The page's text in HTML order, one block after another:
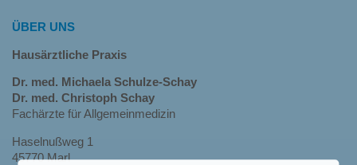
ÜBER UNS
Hausärztliche Praxis
Dr. med. Michaela Schulze-Schay
Dr. med. Christoph Schay
Fachärzte für Allgemeinmedizin
Haselnußweg 1
45770 Marl